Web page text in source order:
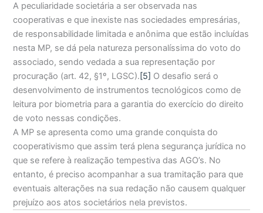
A peculiaridade societária a ser observada nas
cooperativas e que inexiste nas sociedades empresárias,
de responsabilidade limitada e anônima que estão incluídas
nesta MP, se dá pela natureza personalíssima do voto do
associado, sendo vedada a sua representação por
procuração (art. 42, §1º, LGSC). [5] O desafio será o
desenvolvimento de instrumentos tecnológicos como de
leitura por biometria para a garantia do exercício do direito
de voto nessas condições.
A MP se apresenta como uma grande conquista do
cooperativismo que assim terá plena segurança jurídica no
que se refere à realização tempestiva das AGO’s. No
entanto, é preciso acompanhar a sua tramitação para que
eventuais alterações na sua redação não causem qualquer
prejuízo aos atos societários nela previstos.